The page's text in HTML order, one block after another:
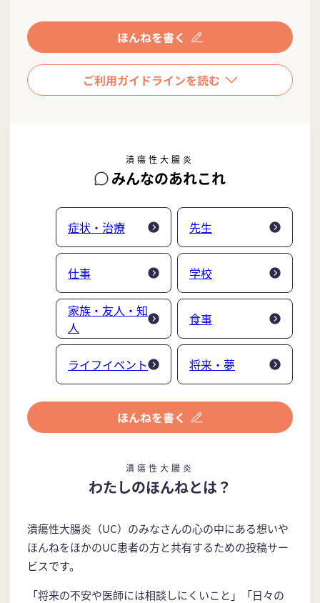
潰瘍性大腸炎
みんなのあれこれ
症状・治療 先生
仕事 学校
家族・友人・知
人
食事
ライフイベント 将来・夢
潰瘍性大腸炎
わたしのほんねとは？
潰瘍性大腸炎（UC）のみなさんの心の中にある想いや
ほんねをほかのUC患者の方と共有するための投稿サー
ビスです。
「将来の不安や医師には相談しにくいこと」「日々の